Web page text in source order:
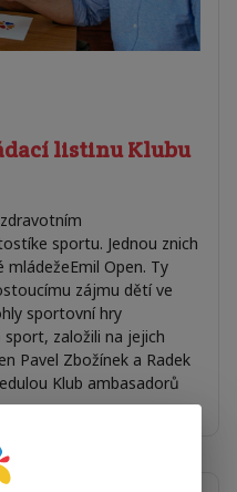
listinu Klubu
sportu. Jednou znich
mládežeEmil Open. Ty
zájmu dětí ve
sportovní hry
založili na jejich
Pavel Zbožínek a Radek
Klub ambasadorů